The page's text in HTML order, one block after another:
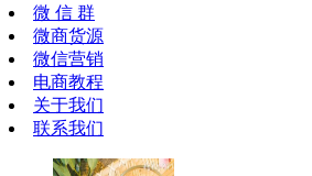
微 信 群
微商货源
微信营销
电商教程
关于我们
联系我们